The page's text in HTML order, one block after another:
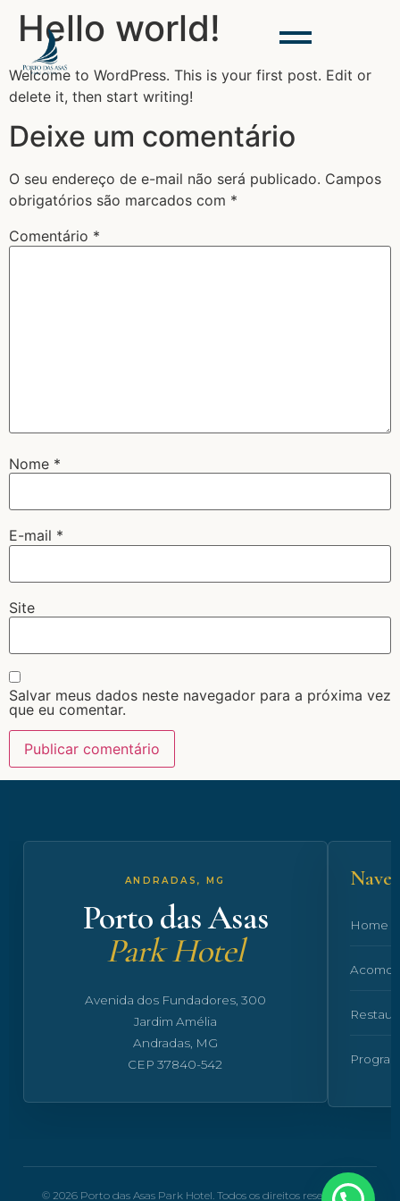
Hello world!
Welcome to WordPress. This is your first post. Edit or
delete it, then start writing!
Deixe um comentário
O seu endereço de e-mail não será publicado. Campos
obrigatórios são marcados com *
Comentário *
Nome *
E-mail *
Site
Salvar meus dados neste navegador para a próxima vez
que eu comentar.
ANDRADAS, MG
Porto das Asas
Park Hotel
Avenida dos Fundadores, 300
Jardim Amélia
Andradas, MG
CEP 37840-542
Home
© 2026 Porto das Asas Park Hotel. Todos os direitos reservados.